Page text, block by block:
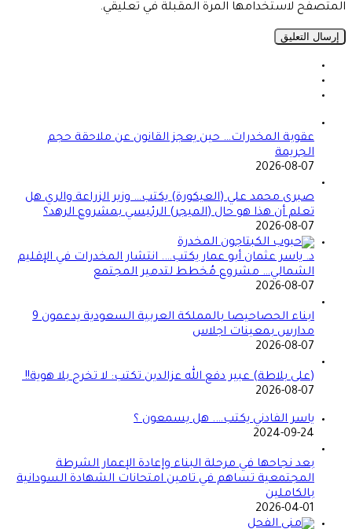
المتصفح لاستخدامها المرة المقبلة في تعليقي.
عقوبة المخدرات… حين يعجز القانون عن ملاحقة حجم
الجريمة
2026-08-07
صبرى محمد علي (العيكورة) يكتب… وزير الزراعة والري هل
تعلم أن هذا هو حال (الميجر) الرئيسي بمشروع الرهد؟
2026-08-07
د. ياسر عثمان أبو عمار يكتب…. انتشار المخدرات في الإقليم
الشمالي… مشروع مُخطط لتدمير المجتمع
2026-08-07
ابناء الحصاحيصا بالمملكة العربية السعودية يدعمون 9
مدارس بمعينات اجلاس
2026-08-07
(على بلاطة) عبير دفع الله عزالدين تكتب: لا تخرج بلا هوية!!
2026-08-07
ياسر الفادني يكتب…. هل يسمعون ؟
2024-09-24
بعد نجاحها في مرحلة البناء وإعادة الإعمار الشرطة
المجتمعية تساهم في تامين امتحانات الشهادة السودانية
بالكاملين
2026-04-01